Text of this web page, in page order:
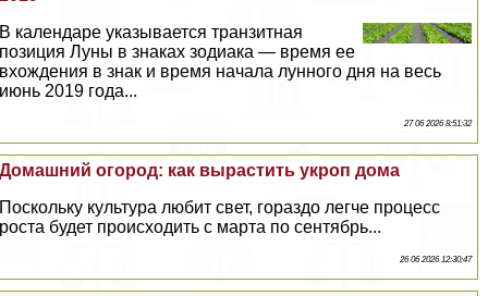
В календаре указывается транзитная
позиция Луны в знаках зодиака — время ее
вхождения в знак и время начала лунного дня на весь
июнь 2019 года...
27 06 2026 8:51:32
Домашний огород: как вырастить укроп дома
Поскольку культура любит свет, гораздо легче процесс
роста будет происходить с марта по сентябрь...
26 06 2026 12:30:47